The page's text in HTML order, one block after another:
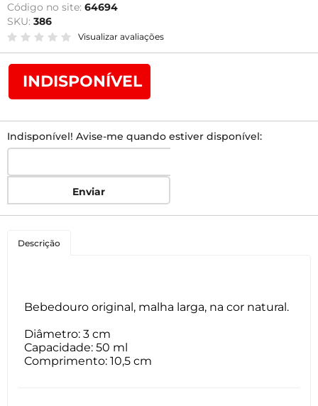
Código no site: 64694
SKU: 386
Visualizar avaliações
INDISPONÍVEL
Indisponível! Avise-me quando estiver disponível:
Enviar
Descrição
Bebedouro original, malha larga, na cor natural.
Diâmetro: 3 cm
Capacidade: 50 ml
Comprimento: 10,5 cm